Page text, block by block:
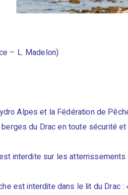
– L. Madelon)
Alpes et la Fédération de
du Drac en toute sécurité
interdite sur les
est interdite dans le lit du Drac :